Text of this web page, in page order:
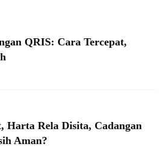
QRIS: Cara Tercepat,
Harta Rela Disita, Cadangan
Aman?